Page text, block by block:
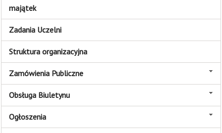
majątek
Zadania Uczelni
Struktura organizacyjna
Zamówienia Publiczne
Obsługa Biuletynu
Ogłoszenia